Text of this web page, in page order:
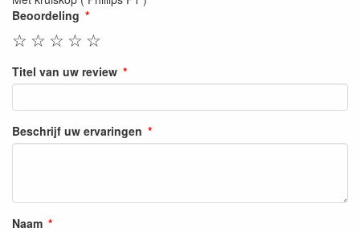
Beoordeling
☆
☆
☆
☆
☆
Titel van uw review
Beschrijf uw ervaringen
Naam